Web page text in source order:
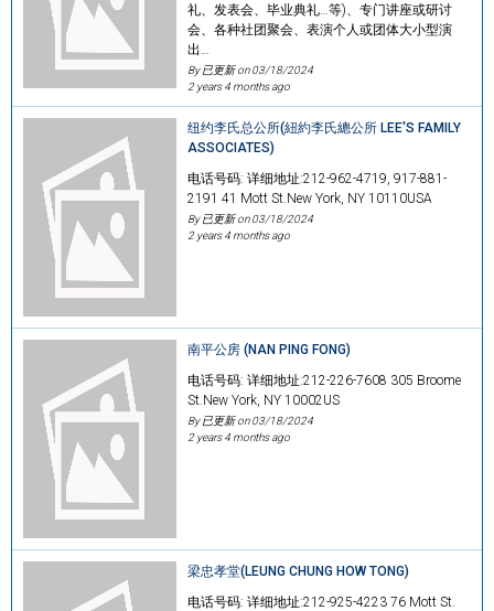
礼、发表会、毕业典礼…等)、专门讲座或研讨
会、各种社团聚会、表演个人或团体大小型演
出…
By 已更新 on03/18/2024
2 years 4 months ago
纽约李氏总公所(紐約李氏總公所 LEE'S FAMILY
ASSOCIATES)
电话号码: 详细地址:212-962-4719, 917-881-
2191 41 Mott St.New York, NY 10110USA
By 已更新 on03/18/2024
2 years 4 months ago
南平公房 (NAN PING FONG)
电话号码: 详细地址:212-226-7608 305 Broome
St.New York, NY 10002US
By 已更新 on03/18/2024
2 years 4 months ago
梁忠孝堂(LEUNG CHUNG HOW TONG)
电话号码: 详细地址:212-925-4223 76 Mott St.